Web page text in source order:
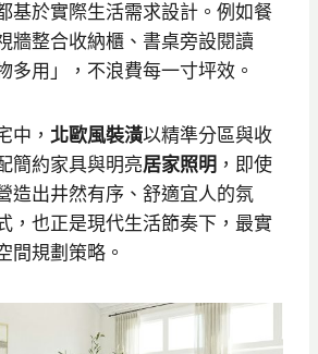
基於實際生活需求設計。例如餐
牆整合收納櫃、書桌旁設閱讀
多用」，不浪費每一寸坪效。
中， 北歐風裝潢以精準分區與收
簡約家具與明亮居家照明 ，即使
造出井然有序、舒適宜人的氛
，也正是現代生活節奏下，最實
間規劃策略。